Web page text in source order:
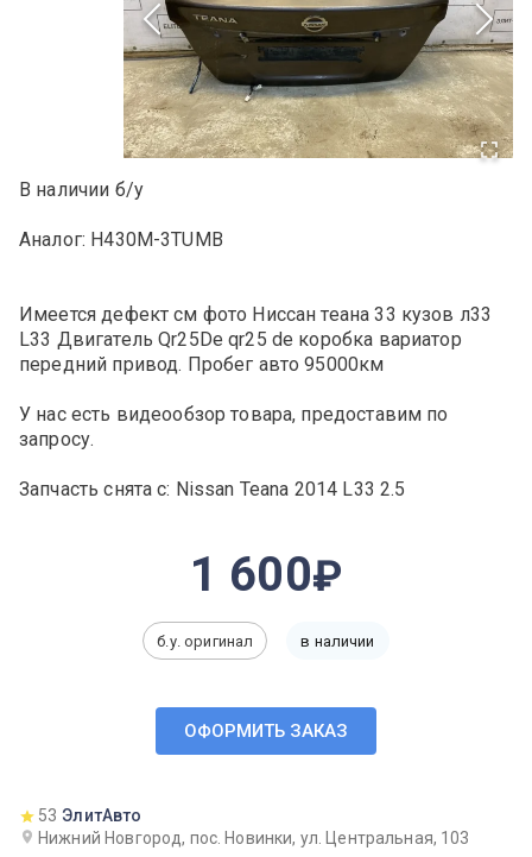
В наличии б/у
Аналог: H430M-3TUMB
Имеется дефект см фото Ниссан теана 33 кузов л33
L33 Двигатель Qr25De qr25 de коробка вариатор
передний привод. Пробег авто 95000км
У нас есть видеообзор товара, предоставим по
запросу.
Запчасть снята с: Nissan Teana 2014 L33 2.5
1 600
б.у. оригинал в наличии
ОФОРМИТЬ ЗАКАЗ
53 ЭлитАвто
Нижний Новгород, пос. Новинки, ул. Центральная, 103